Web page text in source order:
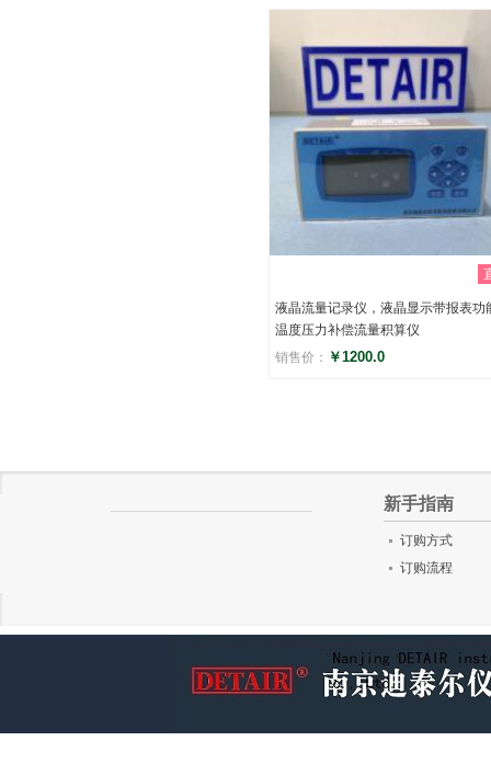
评分
液晶流量记录仪，液晶显示带报表功
温度压力补偿流量积算仪
销售价： ￥1200.0
新手指南
订购方式
订购流程